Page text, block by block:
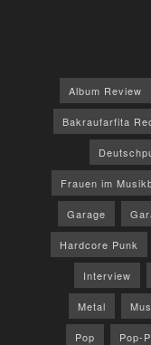
Album Review
Bakraufarfita
Frauen im
Garage
Hardcore Punk
Interview
Metal
Pop Pop-